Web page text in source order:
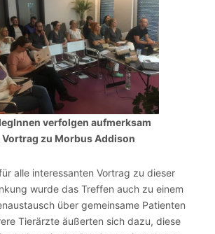
verfolgen aufmerksam
Vortrag zu Morbus Addison
alle interessanten Vortrag zu dieser
wurde das Treffen auch zu einem
über gemeinsame Patienten
Tierärzte äußerten sich dazu, diese